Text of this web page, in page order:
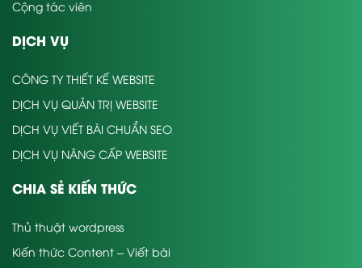
Cộng tác viên
DỊCH VỤ
CÔNG TY THIẾT KẾ WEBSITE
DỊCH VỤ QUẢN TRỊ WEBSITE
DỊCH VỤ VIẾT BÀI CHUẨN SEO
DỊCH VỤ NÂNG CẤP WEBSITE
CHIA SẺ KIẾN THỨC
Thủ thuật wordpress
Kiến thức Content – Viết bài